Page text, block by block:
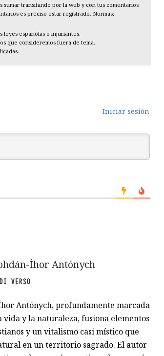
transitando por la web y con tus comentarios
es preciso estar registrado. Normas:
leyes españolas o injuriantes.
que consideremos fuera de tema.
Iniciar sesión
Íhor Antónych
VERSO
Antónych, profundamente marcada
vida y la naturaleza, fusiona elementos
y un vitalismo casi místico que
en un territorio sagrado. El autor